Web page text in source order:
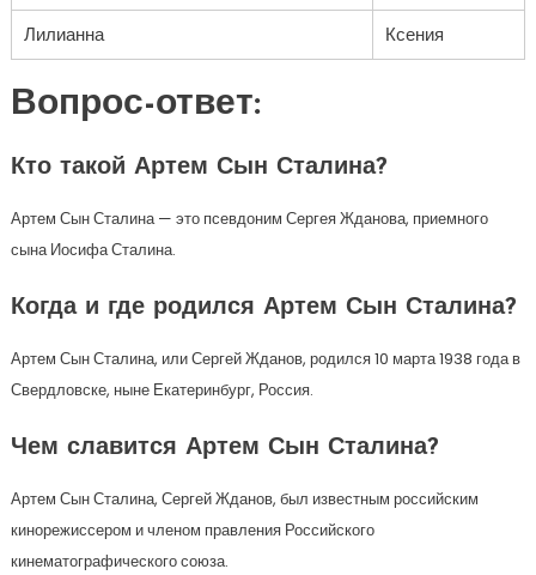
Лилианна Ксения
Вопрос-ответ:
Кто такой Артем Сын Сталина?
Артем Сын Сталина — это псевдоним Сергея Жданова, приемного
сына Иосифа Сталина.
Когда и где родился Артем Сын Сталина?
Артем Сын Сталина, или Сергей Жданов, родился 10 марта 1938 года в
Свердловске, ныне Екатеринбург, Россия.
Чем славится Артем Сын Сталина?
Артем Сын Сталина, Сергей Жданов, был известным российским
кинорежиссером и членом правления Российского
кинематографического союза.